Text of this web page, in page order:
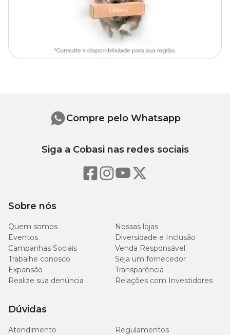
Onde comprar bebedouro pet?
Você encontra oBebedouro Porcelana Marmorado Médio
com preçoespecial aqui na Cobasi. Compre pelo site, app ou
Sobre nós
Quem somos
Nossas lojas
Eventos
Diversidade e Inclusão
Campanhas Sociais
Venda Responsável
Trabalhe conosco
Seja um fornecedor
Expansão
Transparência
Realize sua denúncia
Relações com Investidores
Dúvidas
Atendimento
Regulamentos
Compre pelo Whatsapp
Siga a Cobasi nas redes sociais